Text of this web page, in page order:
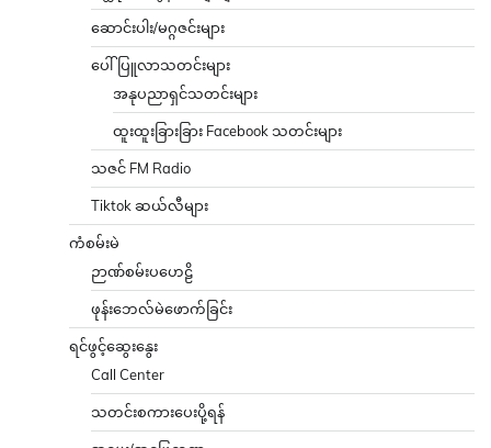
ဆောင်းပါး/မဂ္ဂဇင်းများ
ပေါ်ပြူလာသတင်းများ
အနုပညာရှင်သတင်းများ
ထူးထူးခြားခြား Facebook သတင်းများ
သဇင် FM Radio
Tiktok ဆယ်လီများ
ကံစမ်းမဲ
ဉာဏ်စမ်းပဟေဠိ
ဖုန်းဘေလ်မဲဖောက်ခြင်း
ရင်ဖွင့်ဆွေးနွေး
Call Center
သတင်းစကားပေးပို့ရန်